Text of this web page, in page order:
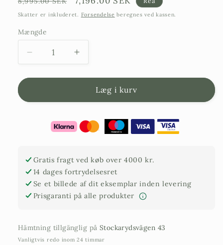
pris
Skatter er inkluderet. Forsendelse beregnes ved kassen.
Mængde
Reducer
mængden
for
-
Europaea
-
Stor
Forøg
mængden
af
oliventræer
-
Europaea
80
Large
Læg i kurv
Gratis fragt ved køb over 4000 kr.
14 dages fortrydelsesret
Se et billede af dit eksemplar inden levering
Prisgaranti på alle produkter
Hämtning tillgänglig på Stockarydsvägen 43
Vanligtvis redo inom 24 timmar